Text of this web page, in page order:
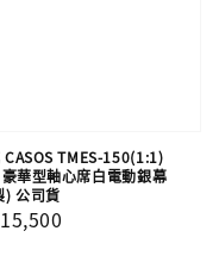
CASOS TMES-150(1:1)
華型軸心席白電動銀幕
) 公司貨